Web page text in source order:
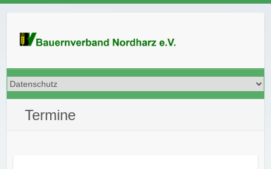
content
Termine